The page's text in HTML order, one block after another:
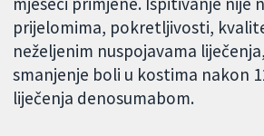
prijelomima, pokretljivosti,
neželjenim nuspojavama
smanjenje boli u kostima nakon
liječenja denosumabom.